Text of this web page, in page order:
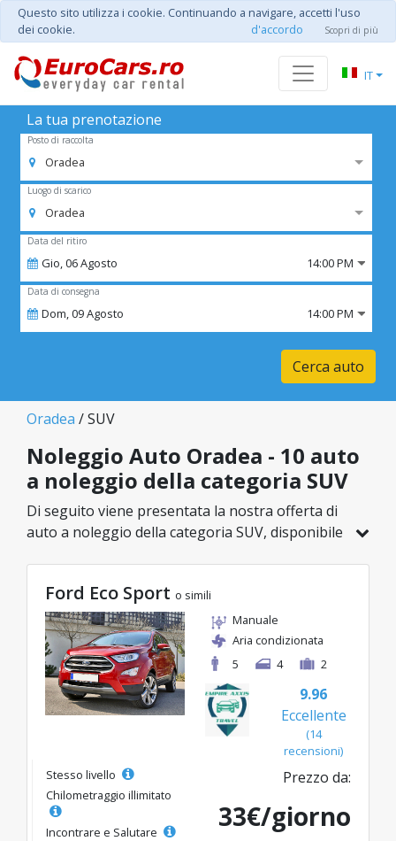
Questo sito utilizza i cookie. Continuando a navigare, accetti l'uso
dei cookie.
d'accordo Scopri di più
IT
La tua prenotazione
Posto di raccolta
Oradea
Luogo di scarico
Oradea
Data del ritiro
Gio,06Agosto 14:00 PM
Data di consegna
Dom,09Agosto 14:00 PM
Cerca auto
Oradea / SUV
Noleggio Auto Oradea - 10 auto
a noleggio della categoria SUV
Di seguito viene presentata la nostra offerta di
auto a noleggio della categoria SUV, disponibile
categoria selezionata, con tariffe vantaggiose a
partire da soli 33€/giorno.
Ford Eco Sport o simili
Manuale
Aria condizionata
5
4 2
9.96
Eccellente
(14
recensioni)
Stesso livello
Chilometraggio illimitato
Incontrare e Salutare
Prezzo da:
33€/giorno